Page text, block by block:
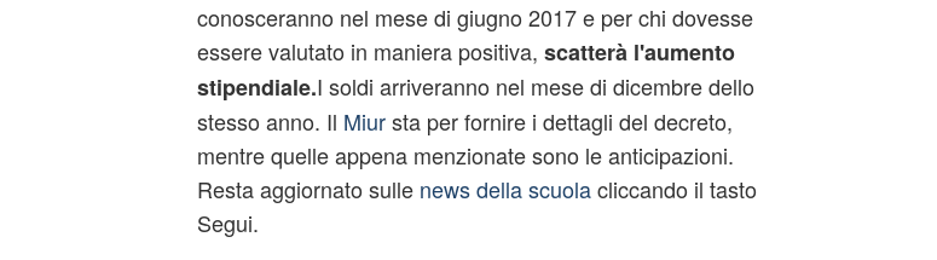
conosceranno nel mese di giugno 2017 e per chi dovesse
essere valutato in maniera positiva, scatterà l'aumento
stipendiale.I soldi arriveranno nel mese di dicembre dello
stesso anno. Il Miursta per fornire i dettagli del decreto,
mentre quelle appena menzionate sono le anticipazioni.
Resta aggiornato sullenews della scuolacliccando il tasto
Segui.